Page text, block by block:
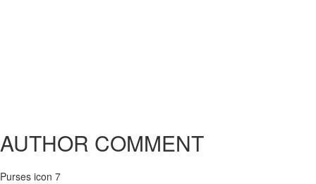
AUTHOR COMMENT
Purses icon 7